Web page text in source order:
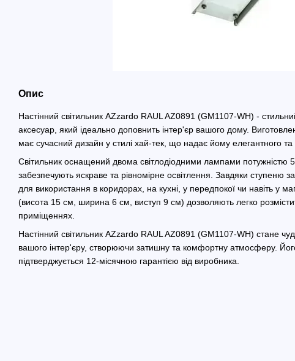
Опис
Настінний світильник AZzardo RAUL AZ0891 (GM1107-WH) -
аксесуар, який ідеально доповнить інтер'єр вашого дому.
має сучасний дизайн у стилі хай-тек, що надає йому елегантного та
Світильник оснащений двома світлодіодними лампами потужністю
забезпечують яскраве та рівномірне освітлення. Завдяки ступеню
для використання в коридорах, на кухні, у передпокої чи навіть у
(висота 15 см, ширина 6 см, виступ 9 см) дозволяють легко
приміщеннях.
Настінний світильник AZzardo RAUL AZ0891 (GM1107-WH) стане
вашого інтер'єру, створюючи затишну та комфортну атмосферу.
підтверджується 12-місячною гарантією від виробника.